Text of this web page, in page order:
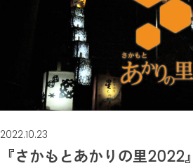
2022.10.23
『さかもとあかりの里2022